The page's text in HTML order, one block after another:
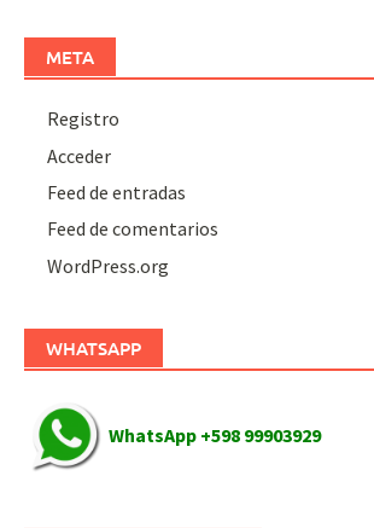
META
Registro
Acceder
Feed de entradas
Feed de comentarios
WordPress.org
WHATSAPP
WhatsApp +598 99903929